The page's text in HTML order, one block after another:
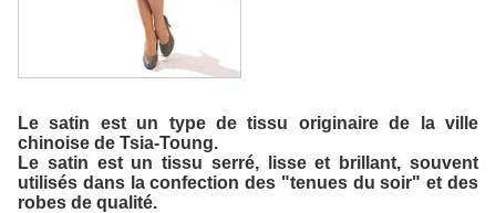
Le satin est un type de tissu originaire de la ville
chinoise de Tsia-Toung.
Le satin est un tissu serré, lisse et brillant, souvent
utilisés dans la confection des "tenues du soir" et des
robes de qualité.